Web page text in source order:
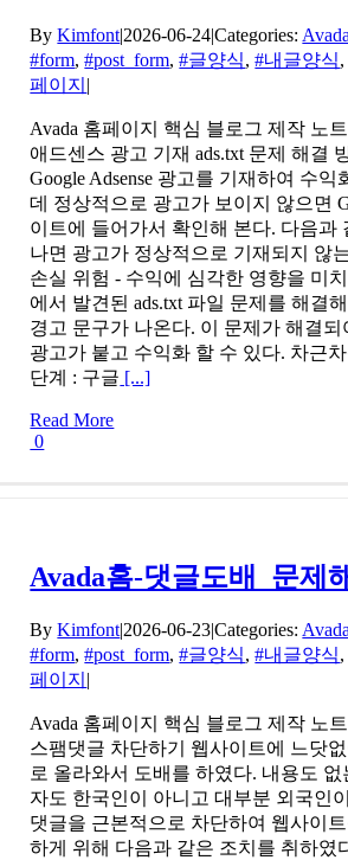
ByKimfont|2026-06-24|Categories:
#form,#post_form,#글양식,#내글양식
페이지 |
Avada 홈페이지 핵심 블로그 제작 노
애드센스 광고 기재 ads.txt 문제 해결
Google Adsense 광고를 기재하여 수익
데 정상적으로 광고가 보이지 않으면
이트에 들어가서 확인해 본다. 다음과
나면 광고가 정상적으로 기재되지 않
손실 위험 - 수익에 심각한 영향을 미
에서 발견된 ads.txt 파일 문제를 해결
경고 문구가 나온다. 이 문제가 해결되
광고가 붙고 수익화 할 수 있다. 차근
단계 : 구글 [...]
Read More
0
Avada홈-댓글도배_문제
ByKimfont|2026-06-23|Categories:
#form,#post_form,#글양식,#내글양식
페이지 |
Avada 홈페이지 핵심 블로그 제작 노
스팸댓글 차단하기 웹사이트에 느닷
로 올라와서 도배를 하였다. 내용도 없
자도 한국인이 아니고 대부분 외국인
댓글을 근본적으로 차단하여 웹사이
하게 위해 다음과 같은 조치를 취하였